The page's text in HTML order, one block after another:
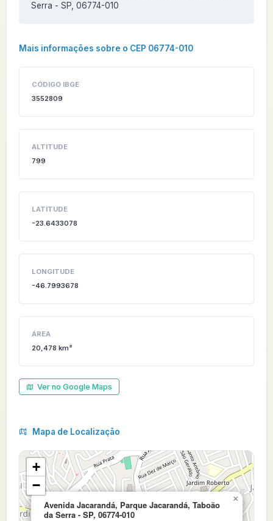
Serra - SP, 06774-010
Mais informações sobre o CEP 06774-010
CÓDIGO IBGE
3552809
ALTITUDE
799
LATITUDE
-23.6433078
LONGITUDE
-46.7993678
ÁREA
20,478 km²
Ver no Google Maps
Mapa de Localização
Avenida Jacarandá, Parque Jacarandá, Taboão
da Serra - SP, 06774-010
×
+
−